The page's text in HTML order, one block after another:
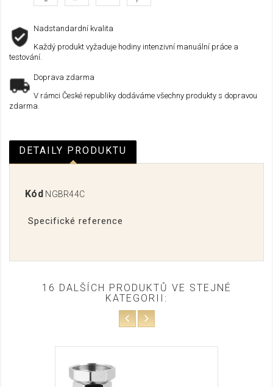
Nadstandardní kvalita
Každý produkt vyžaduje hodiny intenzivní manuální práce a
testování.
Doprava zdarma
V rámci České republiky dodáváme všechny produkty s dopravou
zdarma.
DETAILY PRODUKTU
Kód NGBR44C
Specifické reference
16 DALŠÍCH PRODUKTŮ VE STEJNÉ
KATEGORII: